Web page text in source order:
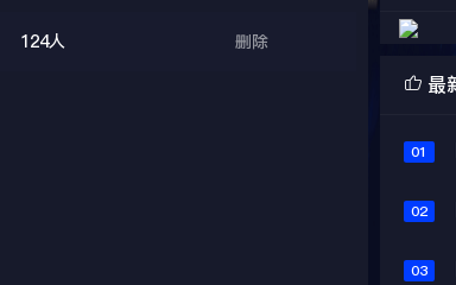
124人 删除
 最
01
02
03